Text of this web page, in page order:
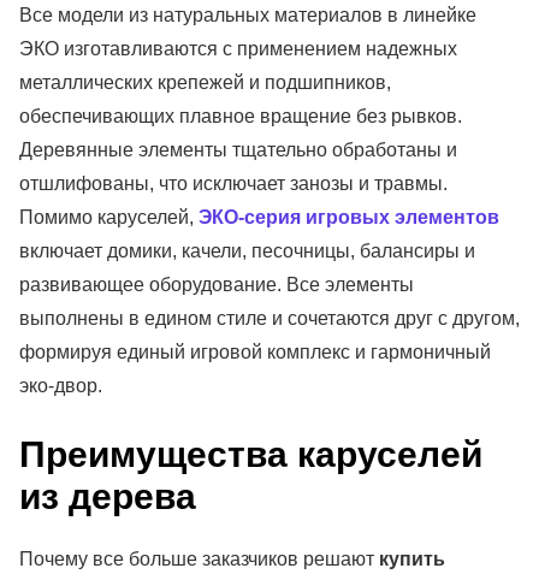
Все модели из натуральных материалов в линейке
ЭКО изготавливаются с применением надежных
металлических крепежей и подшипников,
обеспечивающих плавное вращение без рывков.
Деревянные элементы тщательно обработаны и
отшлифованы, что исключает занозы и травмы.
Помимо каруселей, ЭКО-серия игровых элементов
включает домики, качели, песочницы, балансиры и
развивающее оборудование. Все элементы
выполнены в едином стиле и сочетаются друг с другом,
формируя единый игровой комплекс и гармоничный
эко-двор.
Преимущества каруселей
из дерева
Почему все больше заказчиков решают купить